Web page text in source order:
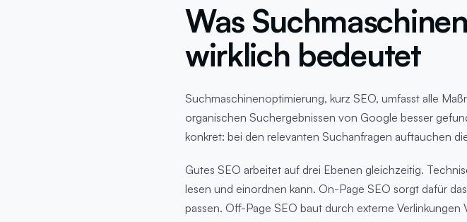
Was
wirklich bedeutet
Suchmaschinenoptimierung, kurz SEO, umfasst alle
organischen Suchergebnissen von Google besser
konkret: bei den relevanten Suchanfragen auftauchen
Gutes SEO arbeitet auf drei Ebenen gleichzeitig.
lesen und einordnen kann. On-Page SEO sorgt dafür
passen. Off-Page SEO baut durch externe